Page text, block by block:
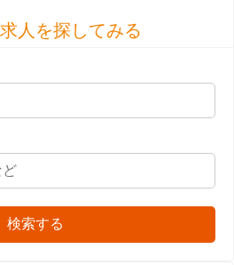
人を探してみる
検索する